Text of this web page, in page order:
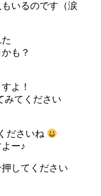
いるのです（涙
も？
よ！
みてください
ださいね
ー♪
してください